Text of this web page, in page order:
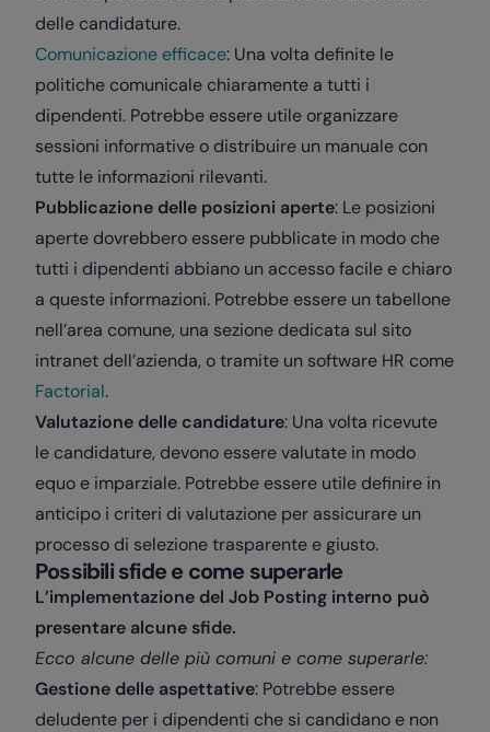
delle candidature.
Comunicazione efficace: Una volta definite le
politiche comunicale chiaramente a tutti i
dipendenti. Potrebbe essere utile organizzare
sessioni informative o distribuire un manuale con
tutte le informazioni rilevanti.
Pubblicazione delle posizioni aperte: Le posizioni
aperte dovrebbero essere pubblicate in modo che
tutti i dipendenti abbiano un accesso facile e chiaro
a queste informazioni. Potrebbe essere un tabellone
nell’area comune, una sezione dedicata sul sito
intranet dell’azienda, o tramite un software HR come
Factorial.
Valutazione delle candidature: Una volta ricevute
le candidature, devono essere valutate in modo
equo e imparziale. Potrebbe essere utile definire in
anticipo i criteri di valutazione per assicurare un
processo di selezione trasparente e giusto.
Possibili sfide e come superarle
L’implementazione del Job Posting interno può
presentare alcune sfide.
Ecco alcune delle più comuni e come superarle:
Gestione delle aspettative: Potrebbe essere
deludente per i dipendenti che si candidano e non